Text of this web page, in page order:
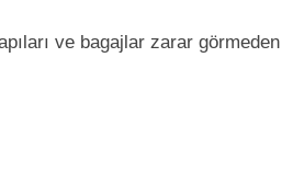
ve bagajlar zarar görmeden